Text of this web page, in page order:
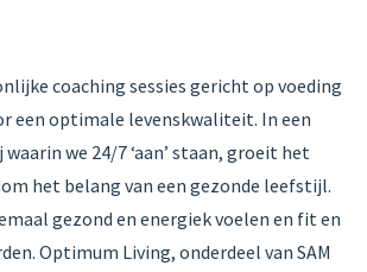
coaching sessies gericht op voeding
een optimale levenskwaliteit. In een
we 24/7 ‘aan’ staan, groeit het
het belang van een gezonde leefstijl.
gezond en energiek voelen en fit en
Optimum Living, onderdeel van SAM